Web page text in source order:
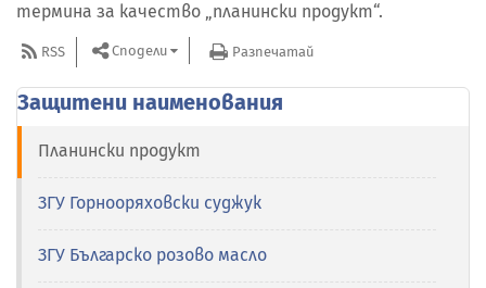
термина за качество „планински продукт“.
RSS Сподели Разпечатай
Защитени наименования
Планински продукт
ЗГУ Горнооряховски суджук
ЗГУ Българско розово масло